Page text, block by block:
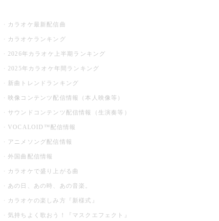
カラオケ最新配信曲
カラオケランキング
2026年カラオケ上半期ランキング
2025年カラオケ年間ランキング
新曲トレンドランキング
映像コンテンツ配信情報（本人映像等）
サウンドコンテンツ配信情報（生演奏等）
VOCALOID™配信情報
アニメソング配信情報
外国曲配信情報
カラオケで盛り上がる曲
あの日、あの時、あの音楽。
カラオケの楽しみ方『新様式』
気持ちよく歌おう！『マスクエフェクト』